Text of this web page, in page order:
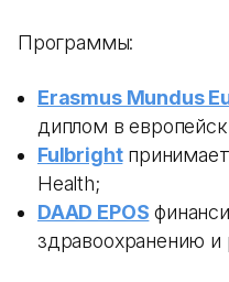
Программы:
Erasmus Mundus
диплом в
Fulbrightпринимает
Health;
DAAD EPOS
здравоохранению и